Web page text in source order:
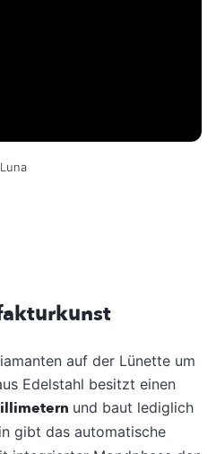
auf der Lünette um
Edelstahl besitzt einen
und baut lediglich
gibt das automatische